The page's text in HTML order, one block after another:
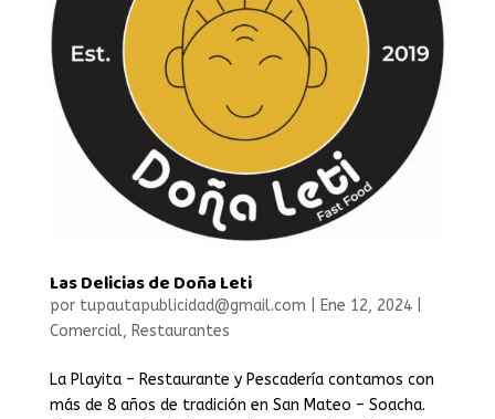
Las Delicias de Doña Leti
por tupautapublicidad@gmail.com Ene 12, 2024|
Comercial, Restaurantes
La Playita – Restaurante y Pescadería contamos con
más de 8 años de tradición en San Mateo – Soacha.